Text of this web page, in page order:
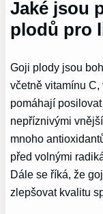
Jaké jsou
plodů pro
Goji plody jsou
včetně vitamínu
pomáhají
nepříznivými
mnoho
před volnými
Dále se říká, že
zlepšovat kvalitu